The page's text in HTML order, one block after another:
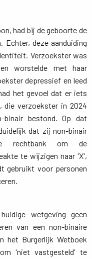
had bij de geboorte de
Echter, deze aanduiding
Verzoekster was
worstelde met haar
depressief en leed
het gevoel dat er iets
die verzoekster in 2024
bestond. Op dat
dat zij non-binair
rechtbank om de
te wijzigen naar 'X',
gebruikt voor personen
wetgeving geen
van een non-binaire
het Burgerlijk Wetboek
'niet vastgesteld' te